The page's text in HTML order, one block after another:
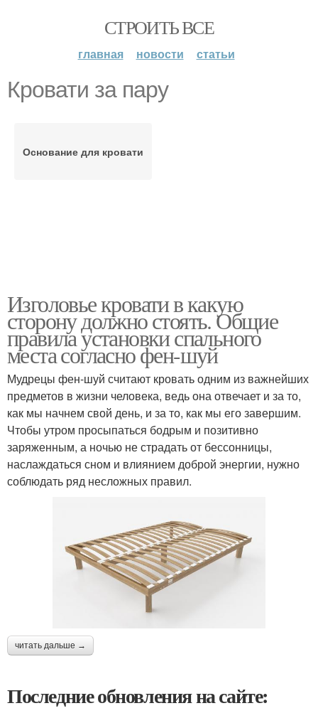
СТРОИТЬ ВСЕ
главная новости статьи
Кровати за пару
Основание для кровати
Изголовье кровати в какую
сторону должно стоять. Общие
правила установки спального
места согласно фен-шуй
Мудрецы фен-шуй считают кровать одним из важнейших
предметов в жизни человека, ведь она отвечает и за то,
как мы начнем свой день, и за то, как мы его завершим.
Чтобы утром просыпаться бодрым и позитивно
заряженным, а ночью не страдать от бессонницы,
наслаждаться сном и влиянием доброй энергии, нужно
соблюдать ряд несложных правил.
читать дальше →
Последние обновления на сайте: